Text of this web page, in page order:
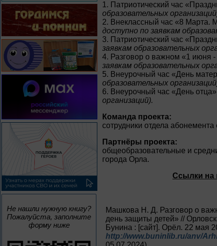
Не нашли нужную книгу?
Пожалуйста, заполните
форму ниже
1. Патриотический час
образовательных
2. Внеклассный час «8 Марта.
доступно по заявкам
3. Патриотический час
заявкам образовательных
4. Разговор о важном «1 июня
заявкам образовательных
5. Внеурочный час «День
образовательных
6. Внеурочный час «День
организаций).
Команда проекта:
сотрудники отдела абонемента
Партнёры проекта:
общеобразовательные и
города Орла.
Ссылки на
Машкова Н. Д. Разговор о
день защиты детей» //
Бунина : [сайт]. Орёл. 22 мая
http://www.buninlib.ru/anv/